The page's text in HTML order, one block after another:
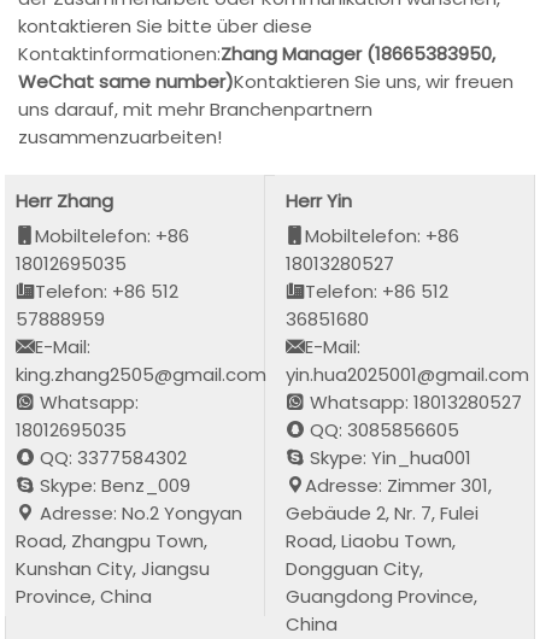
kontaktieren Sie bitte über diese
Kontaktinformationen:Zhang Manager (18665383950,
WeChat same number)Kontaktieren Sie uns, wir freuen
uns darauf, mit mehr Branchenpartnern
zusammenzuarbeiten!
Herr Zhang
Mobiltelefon: +86
18012695035
Telefon: +86 512
57888959
E-Mail:
king.zhang2505@gmail.com
Whatsapp:
18012695035
QQ: 3377584302
Skype: Benz_009
Adresse: No.2 Yongyan
Road, Zhangpu Town,
Kunshan City, Jiangsu
Province, China
Herr Yin
Mobiltelefon: +86
18013280527
Telefon: +86 512
36851680
E-Mail:
yin.hua2025001@gmail.com
Whatsapp: 18013280527
QQ: 3085856605
Skype: Yin_hua001
Adresse: Zimmer 301,
Gebäude 2, Nr. 7, Fulei
Road, Liaobu Town,
Dongguan City,
Guangdong Province,
China